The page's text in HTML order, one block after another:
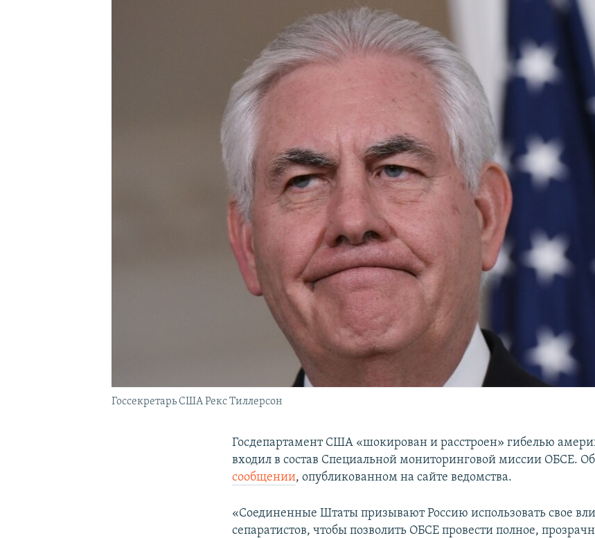
Госсекретарь США Рекс Тиллерсон
Госдепартамент США «шокирован и расстроен» гибелью
входил в состав Специальной мониторинговой миссии ОБСЕ. Об
сообщении, опубликованном на сайте ведомства.
«Соединенные Штаты призывают Россию использовать свое
сепаратистов, чтобы позволить ОБСЕ провести полное,